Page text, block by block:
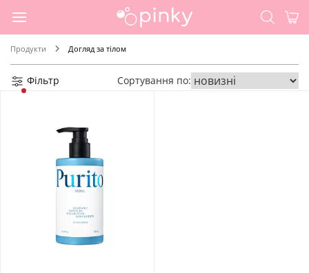
Продукти Догляд за тілом
Фільтр Сортування по: